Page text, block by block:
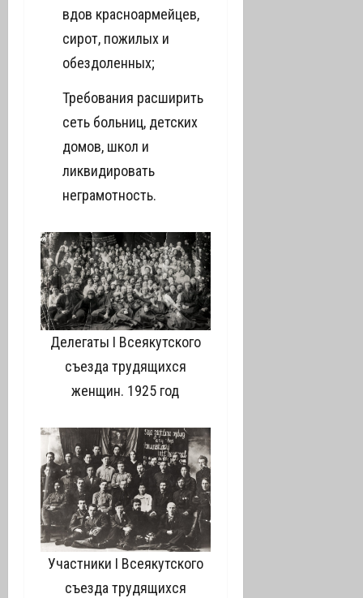
вдов красноармейцев,
сирот, пожилых и
обездоленных;
Требования расширить
сеть больниц, детских
домов, школ и
ликвидировать
неграмотность.
Делегаты I Всеякутского
съезда трудящихся
женщин. 1925 год
Участники I Всеякутского
съезда трудящихся